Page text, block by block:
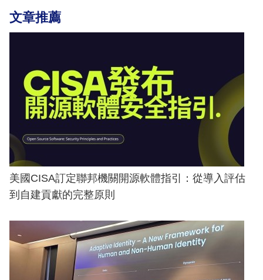
文章推薦
美國CISA訂定聯邦機關開源軟體指引：從導入評估
到自建貢獻的完整原則